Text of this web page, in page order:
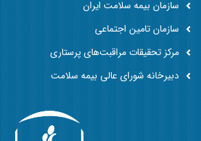
سازمان بیمه سلامت ایران
سازمان تامین اجتماعی
مرکز تحقیقات مراقبت‌های پرستاری
دبیرخانه شورای عالی بیمه سلامت